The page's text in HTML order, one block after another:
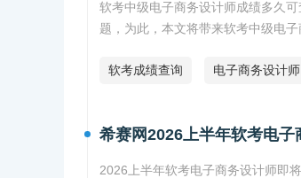
软考中级电子商务设计师成绩多久
题，为此，本文将带来软考中级电子
软考成绩查询 电子商务设计师
希赛网2026上半年软考电
2026上半年软考电子商务设计师即